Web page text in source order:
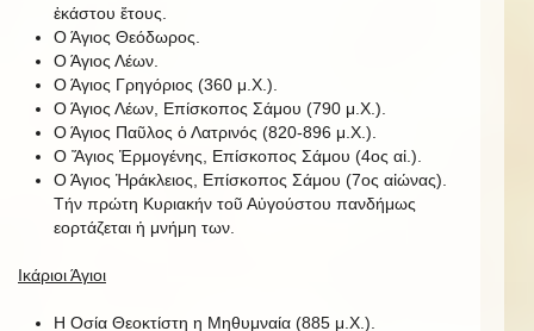
ἑκάστου ἔτους.
Ο Άγιος Θεόδωρος.
Ο Άγιος Λέων.
Ο Άγιος Γρηγόριος (360 μ.Χ.).
Ο Άγιος Λέων, Επίσκοπος Σάμου (790 μ.Χ.).
Ο Άγιος Παῦλος ὁ Λατρινός (820-896 μ.Χ.).
Ο Ἅγιος Ἑρμογένης, Επίσκοπος Σάμου (4ος αἰ.).
Ο Άγιος Ἡράκλειος, Επίσκοπος Σάμου (7ος αἰώνας).
Τήν πρώτη Κυριακήν τοῦ Αὐγούστου πανδήμως
εορτάζεται ἡ μνήμη των.
Ικάριοι Άγιοι
Η Οσία Θεοκτίστη η Μηθυμναία (885 μ.Χ.).